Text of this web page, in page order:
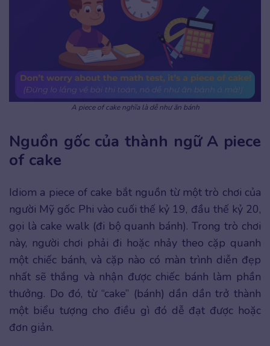
A piece of cake nghĩa là dễ như ăn bánh
Nguồn gốc của thành ngữ A piece
of cake
Idiom a piece of cake bắt nguồn từ một trò chơi của
người Mỹ gốc Phi vào cuối thế kỷ 19, đầu thế kỷ 20,
gọi là cake walk (đi bộ quanh bánh). Trong trò chơi
này, người chơi phải đi hoặc nhảy theo cặp quanh
một chiếc bánh, và cặp nào có màn trình diễn đẹp
nhất sẽ thắng và nhận được chiếc bánh làm phần
thưởng. Do đó, từ “cake” (bánh) dần dần trở thành
một biểu tượng cho điều gì đó dễ đạt được hoặc
đơn giản.